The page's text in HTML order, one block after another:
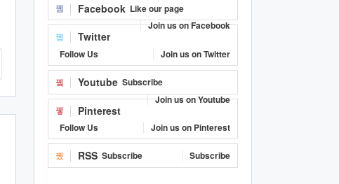
Facebook Like our page
Join us on Facebook
Twitter
Follow Us Join us on Twitter
Youtube Subscribe
Join us on Youtube
Pinterest
Follow Us Join us on Pinterest
RSS Subscribe Subscribe